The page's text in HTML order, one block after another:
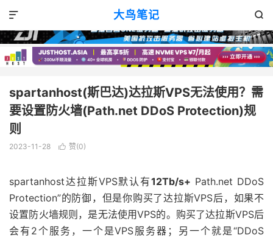
大鸟笔记 

主机教程
spartanhost(斯巴达)达拉斯VPS无法使用？需
要设置防火墙(Path.net DDoS Protection)规
则
2023-11-28  赞(0)
spartanhost达拉斯VPS默认有12Tb/s+ Path.net DDoS
Protection”的防御，但是你购买了达拉斯VPS后，如果不
设置防火墙规则，是无法使用VPS的。购买了达拉斯VPS后
会有2个服务，一个是VPS服务器；另一个就是“DDoS